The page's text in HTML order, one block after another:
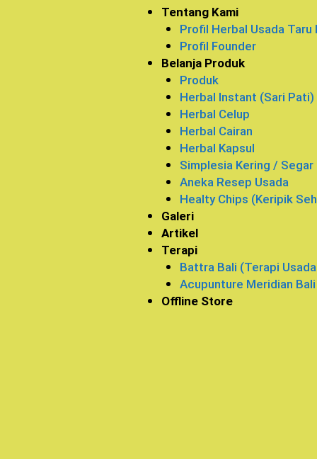
Tentang Kami
Profil Herbal Usada Taru
Profil Founder
Belanja Produk
Produk
Herbal Instant (Sari Pati)
Herbal Celup
Herbal Cairan
Herbal Kapsul
Simplesia Kering / Segar
Aneka Resep Usada
Healty Chips (Keripik
Galeri
Artikel
Terapi
Battra Bali (Terapi
Acupunture Meridian Bali
Offline Store